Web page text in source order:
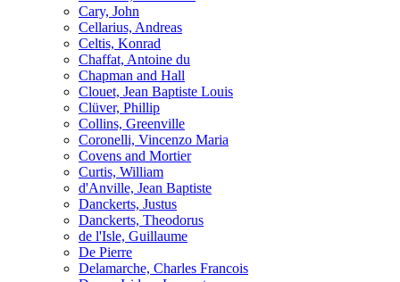
Cary, John
Cellarius, Andreas
Celtis, Konrad
Chaffat, Antoine du
Chapman and Hall
Clouet, Jean Baptiste Louis
Clüver, Phillip
Collins, Greenville
Coronelli, Vincenzo Maria
Covens and Mortier
Curtis, William
d'Anville, Jean Baptiste
Danckerts, Justus
Danckerts, Theodorus
de l'Isle, Guillaume
De Pierre
Delamarche, Charles Francois